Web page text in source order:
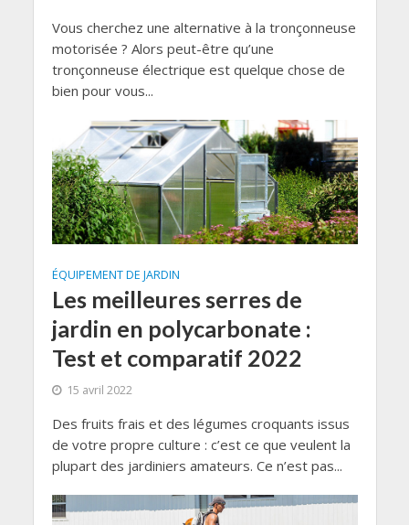
Vous cherchez une alternative à la tronçonneuse
motorisée ? Alors peut-être qu’une
tronçonneuse électrique est quelque chose de
bien pour vous...
ÉQUIPEMENT DE JARDIN
Les meilleures serres de
jardin en polycarbonate :
Test et comparatif 2022
15 avril 2022
Des fruits frais et des légumes croquants issus
de votre propre culture : c’est ce que veulent la
plupart des jardiniers amateurs. Ce n’est pas...